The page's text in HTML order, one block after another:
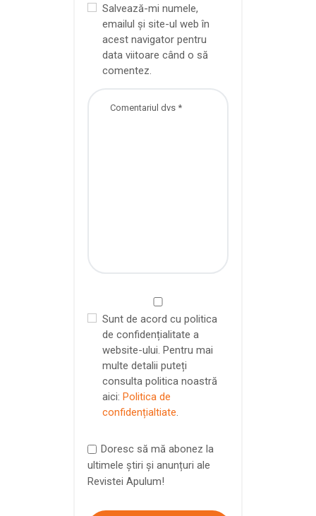
Salvează-mi numele,
emailul și site-ul web în
acest navigator pentru
data viitoare când o să
comentez.
Sunt de acord cu politica
de confidențialitate a
website-ului. Pentru mai
multe detalii puteți
consulta politica noastră
aici: Politica de
confidențialtiate.
Doresc să mă abonez la
ultimele știri și anunțuri ale
Revistei Apulum!